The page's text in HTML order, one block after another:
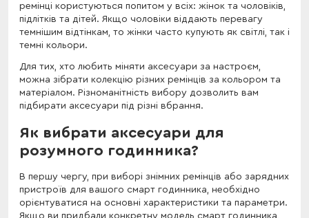
ремінці користуються попитом у всіх: жінок та чоловіків,
підлітків та дітей. Якщо чоловіки віддають перевагу
темнішим відтінкам, то жінки часто купують як світлі, так і
темні кольори.
Для тих, хто любить міняти аксесуари за настроєм,
можна зібрати колекцію різних ремінців за кольором та
матеріалом. Різноманітність вибору дозволить вам
підбирати аксесуари під різні вбрання.
Як вибрати аксесуари для
розумного годинника?
В першу чергу, при виборі знімних ремінців або зарядних
пристроїв для вашого смарт годинника, необхідно
орієнтуватися на основні характеристики та параметри.